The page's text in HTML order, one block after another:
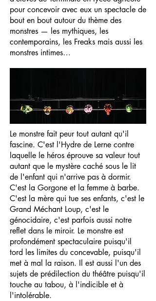
pour concevoir avec eux un spectacle de
bout en bout autour du thème des
monstres — les mythiques, les
contemporains, les Freaks mais aussi les
monstres intimes…
Le monstre fait peur tout autant qu'il
fascine. C'est l'Hydre de Lerne contre
laquelle le héros éprouve sa valeur tout
autant que le mystère caché sous le lit
de l'enfant qui n'arrive pas à dormir.
C'est la Gorgone et la femme à barbe.
C'est la mère qui tue ses enfants, c'est le
Grand Méchant Loup, c'est le
génocidaire, c'est parfois aussi notre
reflet dans le miroir. Le monstre est
profondément spectaculaire puisqu'il
tord les limites du concevable, puisqu'il
met à mal la raison. Il est aussi l'un des
sujets de prédilection du théâtre puisqu'il
touche au tabou, à l'indicible et à
l'intolérable.